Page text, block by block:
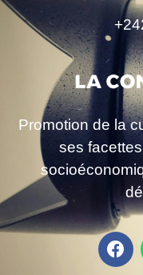
Promotion de la
ses